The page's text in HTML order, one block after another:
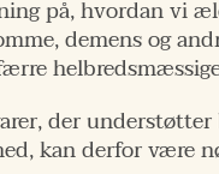
på, hvordan vi
demens og
der
kan derfor være